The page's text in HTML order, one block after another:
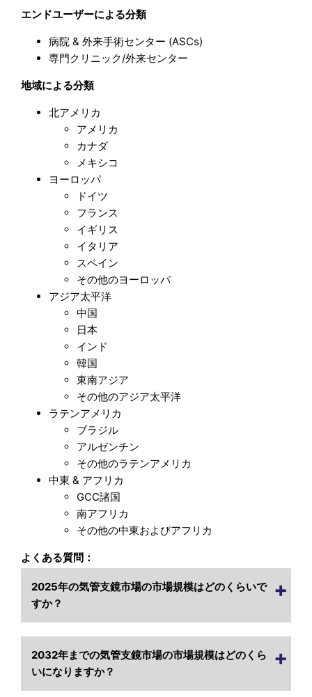
エンドユーザーによる分類
病院 & 外来手術センター (ASCs)
専門クリニック/外来センター
地域による分類
北アメリカ
アメリカ
カナダ
メキシコ
ヨーロッパ
ドイツ
フランス
イギリス
イタリア
スペイン
その他のヨーロッパ
アジア太平洋
中国
日本
インド
韓国
東南アジア
その他のアジア太平洋
ラテンアメリカ
ブラジル
アルゼンチン
その他のラテンアメリカ
中東 & アフリカ
GCC諸国
南アフリカ
その他の中東およびアフリカ
よくある質問：
2025年の気管支鏡市場の市場規模はどのくらいで
すか？
2032年までの気管支鏡市場の市場規模はどのくら
いになりますか？